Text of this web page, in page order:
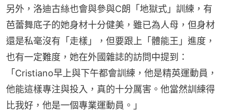
另外，洛迪古絲也會與參與C朗「地獄式」訓練，有
芭蕾舞底子的她身材十分健美，雖已為人母，但身材
還是私毫沒有「走樣」，但要跟上「體能王」進度，
也有一定難度，她在外國雜誌的訪問中提到：
「Cristiano早上與下午都會訓練，他是精英運動員，
他能這樣專注與投入，真的十分厲害。他當然訓練得
比我好，他是一個專業運動員。」